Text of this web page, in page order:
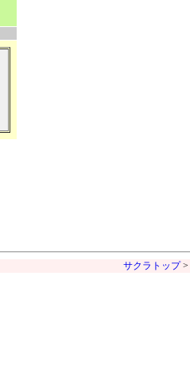
サクラトップ>